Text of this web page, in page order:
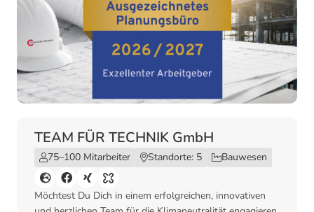
TEAM FÜR TECHNIK GmbH
75–100 Mitarbeiter Standorte: 5 Bauwesen
Möchtest Du Dich in einem erfolgreichen, innovativen